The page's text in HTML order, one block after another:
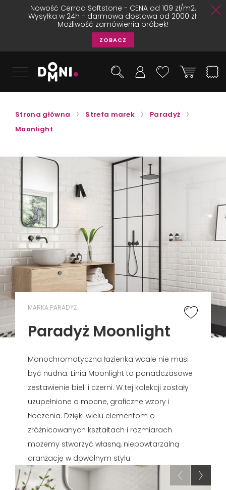
Nowość Cerrad Softstone - CENA od 109 zł/m2.
Wysyłka w 24h - darmowa dostawa od 2000 zł!
Możliwość zamówienia próbek!
ZOBACZ
Strona główna Strefa marek
Paradyż
Moonlight
MARKA PARADYŻ
Paradyż Moonlight
Monochromatyczna łazienka wcale nie musi
być nudna. Linia Moonlight to ponadczasowe
zestawienie bieli i czerni. W tej kolekcji zostały
uzupełnione o mocne, graficzne wzory i
tłoczenia. Dzięki wielu elementom o
zróżnicowanych kształtach i rozmiarach
możemy stworzyć własną, niepowtarzalną
aranżację w dowolnym stylu.